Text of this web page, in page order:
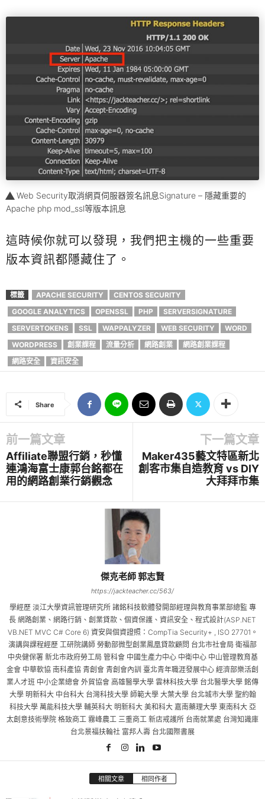
Web Security取消網頁伺服器簽名訊息Signature – 隱藏重要的
Apache php mod_ssl等版本訊息
這時候你就可以發現，我們把主機的一些重要
版本資訊都隱藏住了。
標籤 APACHE SECURITY
CENTOS SECURITY
GOOGLE ANALYTICS
OPENSSL PHP
SERVERSIGNATURE
SERVERTOKENS
SSL WAPPALYZER WEB SECURITY
WORD
WORDPRESS
創業課程 流量分析 網路創業
網路創業課程
網路安全
資訊安全
Share
前一篇文章
Affiliate聯盟行銷，秒懂
連鴻海富士康郭台銘都在
用的網路創業行銷觀念
下一篇文章
Maker435藝文特區新北
創客市集自造教育 vs DIY
大拜拜市集
傑克老師 郭志賢
https://jackteacher.cc/563/
學經歷 淡江大學資訊管理研究所 諸銘科技軟體發開部經理與教育事業部總監 專
長 網路創業、網路行銷、創業貸款、個資保護、資訊安全、程式設計(ASP.NET
VB.NET MVC C# Core 6) 資安與個資證照：CompTia Security+ , ISO 27701。
演講與課程經歷 工研院講師 勞動部微型創業鳳凰貸款顧問 台北市社會局 衛福部
中央健保署 新北市政府勞工局 管科會 中國生產力中心 中衛中心 中山管理教育基
金會 中華軟協 南科產協 青創會 青創會內訓 臺北青年職涯發展中心 經濟部樂活創
業人才班 中小企業總會 外貿協會 高雄醫學大學 雲林科技大學 台北醫學大學 銘傳
大學 明新科大 中台科大 台灣科技大學 師範大學 大葉大學 台北城市大學 聖約翰
科技大學 萬能科技大學 輔英科大 明新科大 美和科大 嘉南藥理大學 東南科大 亞
太創意技術學院 格致商工 霧峰農工 三重商工 新店戒護所 台南就業處 台灣知識庫
台北景福扶輪社 富邦人壽 台北國際書展
相關文章 相同作者